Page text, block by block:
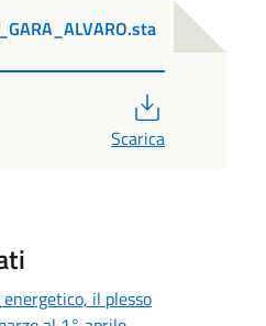
Scarica
il plesso